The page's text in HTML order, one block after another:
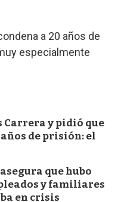
a 20 años de
especialmente
Carrera y pidió que
de prisión: el
que hubo
y familiares
en crisis